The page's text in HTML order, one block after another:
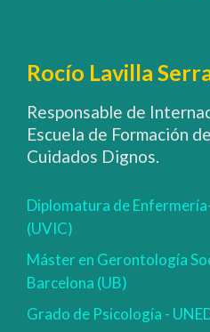
Rocío Lavilla
Responsable de
Escuela de Formación
Cuidados Dignos.
Diplomatura de
(UVIC)
Máster en Gerontología
Barcelona (UB)
Grado de Psicología -